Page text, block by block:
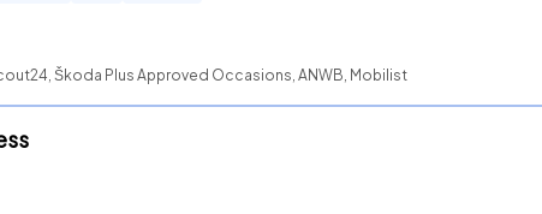
Škoda Plus Approved Occasions, ANWB, Mobilist